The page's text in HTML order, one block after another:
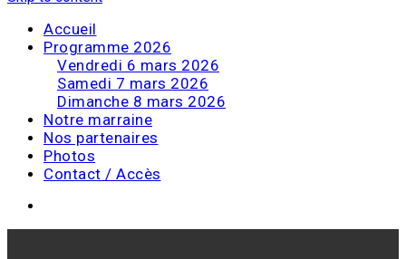
Accueil
Programme 2026
Vendredi 6 mars 2026
Samedi 7 mars 2026
Dimanche 8 mars 2026
Notre marraine
Nos partenaires
Photos
Contact / Accès